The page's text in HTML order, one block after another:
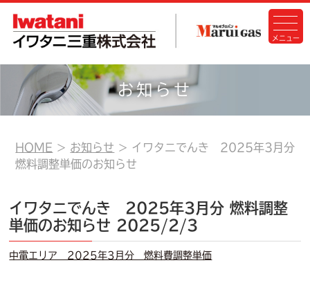
お知らせ
HOME お知らせ
イワタニでんき 2025年3月分
燃料調整単価のお知らせ
イワタニでんき 2025年3月分 燃料調整
単価のお知らせ 2025/2/3
中電エリア 2025年3月分 燃料費調整単価